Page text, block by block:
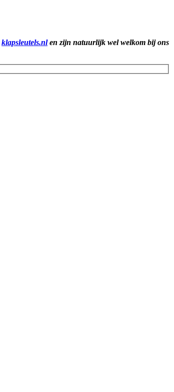
klapsleutels.nlen zijn natuurlijk wel welkom bij ons